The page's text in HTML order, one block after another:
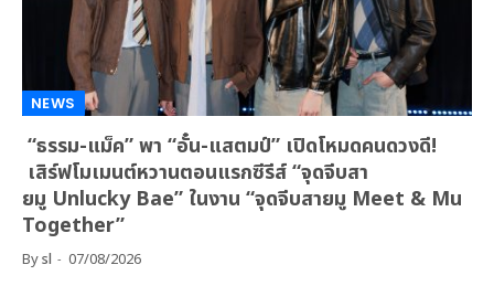
NEWS
“ธรรม-แม็ค” พา “อั๋น-แสตมป์” เปิดโหมดคนดวงดี!
เสิร์ฟโมเมนต์หวานตอนแรกซีรีส์ “จุดจีบสา
ยมู Unlucky Bae” ในงาน “จุดจีบสายมู Meet & Mu
Together”
Bysl 07/08/2026